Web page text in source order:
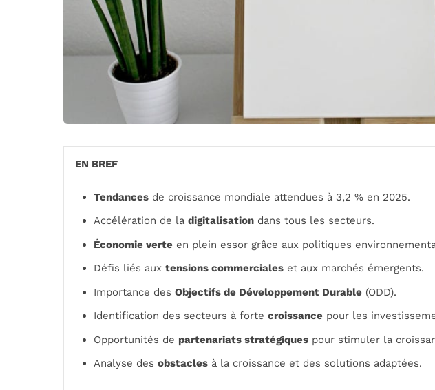
EN BREF
Tendances de croissance mondiale attendues à 3,2 % en 2025.
Accélération de la digitalisation dans tous les secteurs.
Économie verte en plein essor grâce aux politiques
Défis liés aux tensions commerciales et aux marchés émergents.
Importance des Objectifs de Développement Durable (ODD).
Identification des secteurs à forte croissance pour les
Opportunités de partenariats stratégiques pour stimuler la
Analyse des obstacles à la croissance et des solutions adaptées.